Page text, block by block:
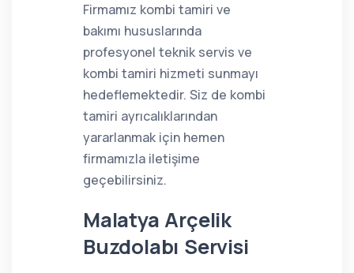
Firmamız kombi tamiri ve
bakımı hususlarında
profesyonel teknik servis ve
kombi tamiri hizmeti sunmayı
hedeflemektedir. Siz de kombi
tamiri ayrıcalıklarından
yararlanmak için hemen
firmamızla iletişime
geçebilirsiniz.
Malatya Arçelik
Buzdolabı Servisi